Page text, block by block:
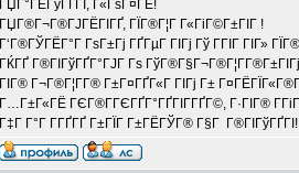
ГЏГ°ГЁГўГҐГІ, Г«ГѕГ¤ГЁ!
ГЏГ®Г¬Г®ГЈГЁГІГҐ, ГЇГ®Г¦Г Г«ГіГ©Г±ГІГ !
Г‘Г®ГЎГЁГ°Г ГѕГ±Гј ГҐГµГ ГІГј Гў ГГІГ ГІГ»
ГЌГҐ Г®ГІГўГҐГ°ГЈГ Гѕ
ГІГ® Г¬Г®Г¦Г­Г® Г±Г¤ГҐГ«Г ГІГј Г±
Г…Г±Г«ГЁ ГЄГ®Г­ГЄГҐГ°ГҐГІГ­ГҐГ©, Г·ГІГ®
Г‡Г Г°Г Г­ГҐГҐ Г±ГЇГ Г±ГЁГЎГ® Г§Г Г®ГІГўГҐГІ!